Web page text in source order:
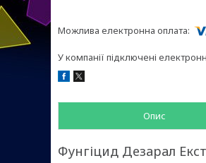
У компанії підключені
Опис
Фунгіцид Дезарал